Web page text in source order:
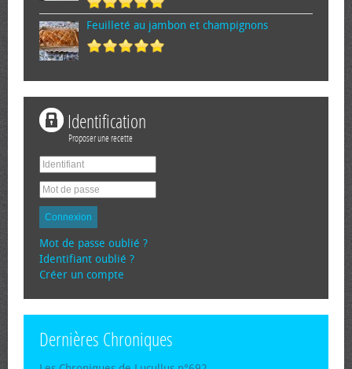
Feuilleté au jambon et champignons
Identification
Proposer une recette
Connexion
Mot de passe oublié ?
Identifiant oublié ?
Créer un compte
Dernières Chroniques